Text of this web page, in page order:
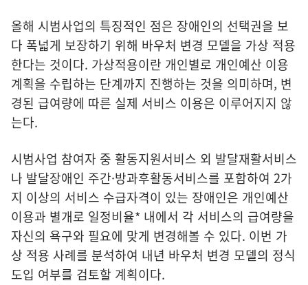
올해 시범사업의 특징적인 점은 장애인의 선택권을 보
다 폭넓게 보장하기 위해 바우처 변경 모델을 가상 적용
한다는 것이다. 가상적용이란 개인별로 개인예산 이용
계획을 수립하는 단계까지 진행하는 것을 의미하며, 변
경된 급여량에 따른 실제 서비스 이용은 이루어지지 않
는다.
시범사업 참여자 중 활동지원서비스 외 발달재활서비스
나 발달장애인 주간·방과후활동서비스를 포함하여 2가
지 이상의 서비스 수급자격이 있는 장애인은 개인예산
이용과 별개로 일정비율* 내에서 각 서비스의 급여량을
자신의 욕구와 필요에 맞게 변경해볼 수 있다. 이번 가
상 적용 사례를 분석하여 내년 바우처 변경 모델의 정식
도입 여부를 검토할 계획이다.